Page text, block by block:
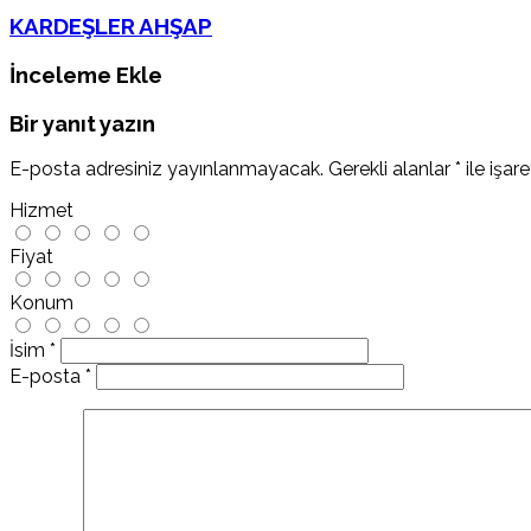
KARDEŞLER AHŞAP
İnceleme Ekle
Bir yanıt yazın
E-posta adresiniz yayınlanmayacak. Gerekli alanlar * ile
Hizmet
Fiyat
Konum
İsim *
E-posta *